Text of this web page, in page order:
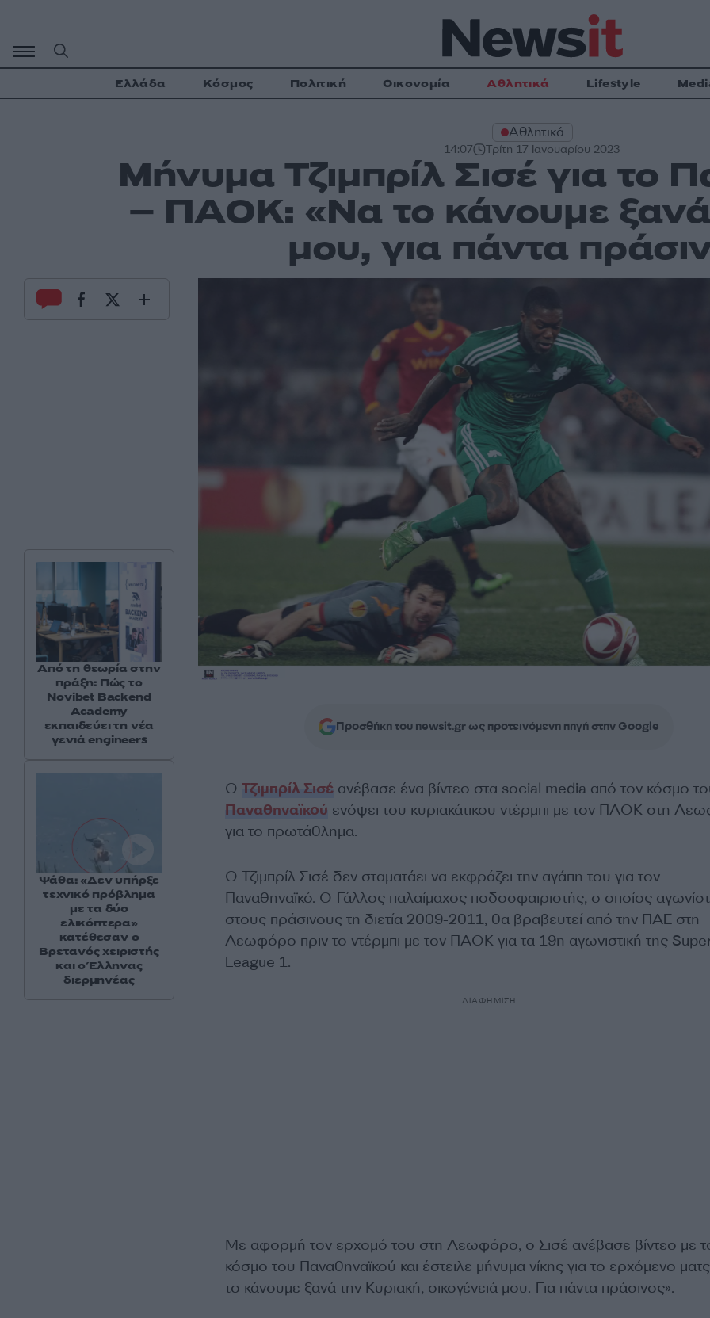
περιεχόμενο
Ελλάδα Κόσμος Πολιτική Οικονομία Αθλητικά Lifestyle
Αθλητικά
14:07 Τρίτη 17 Ιανουαρίου 2023
Μήνυμα Τζιμπρίλ Σισέ για το
– ΠΑΟΚ: «Να το κάνουμε ξανά,
μου, για πάντα
Προσθήκη του newsit.gr ως προτεινόμενη πηγή στην Google
Ο Τζιμπρίλ Σισέανέβασε ένα βίντεο στα social media από τον κόσμο
Παναθηναϊκού ενόψει του κυριακάτικου ντέρμπι με τον ΠΑΟΚ στη
για το πρωτάθλημα.
Ο Τζιμπρίλ Σισέ δεν σταματάει να εκφράζει την αγάπη του για τον
Παναθηναϊκό. Ο Γάλλος παλαίμαχος ποδοσφαιριστής, ο οποίος
στους πράσινους τη διετία 2009-2011, θα βραβευτεί από την ΠΑΕ στη
Λεωφόρο πριν το ντέρμπι με τον ΠΑΟΚ για τα 19η αγωνιστική της
League 1.
ΔΙΑΦΗΜΙΣΗ
Με αφορμή τον ερχομό του στη Λεωφόρο, ο Σισέ ανέβασε βίντεο με
κόσμο του Παναθηναϊκού και έστειλε μήνυμα νίκης για το ερχόμενο
το κάνουμε ξανά την Κυριακή, οικογένειά μου. Για πάντα πράσινος».
Από τη θεωρία στην
πράξη: Πώς το
Novibet Backend
Academy
εκπαιδεύει τη νέα
γενιά engineers
Ψάθα: «Δεν υπήρξε
τεχνικό πρόβλημα
με τα δύο
ελικόπτερα»
κατέθεσαν ο
Βρετανός χειριστής
και ο Έλληνας
διερμηνέας